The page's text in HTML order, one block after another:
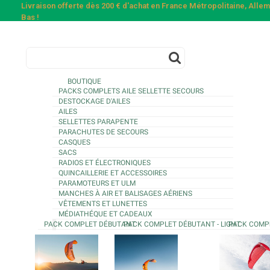
Livraison offerte dès 200 € d'achat en France Métropolitaine,
Bas !
BOUTIQUE
PACKS COMPLETS AILE SELLETTE SECOURS
DESTOCKAGE D'AILES
AILES
SELLETTES PARAPENTE
PARACHUTES DE SECOURS
CASQUES
SACS
RADIOS ET ÉLECTRONIQUES
QUINCAILLERIE ET ACCESSOIRES
PARAMOTEURS ET ULM
MANCHES À AIR ET BALISAGES AÉRIENS
VÊTEMENTS ET LUNETTES
MÉDIATHÉQUE ET CADEAUX
PACK COMPLET DÉBUTANTPACK COMPLET DÉBUTANT - LIGHT
PACK